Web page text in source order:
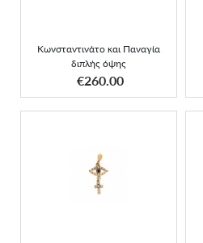
Κωνσταντινάτο και Παναγία
διπλής όψης
€260.00
ΑΠΟΚΤΗΣΕ ΤΟ
Κρεμαστό κενό μάτι και
σταυρός